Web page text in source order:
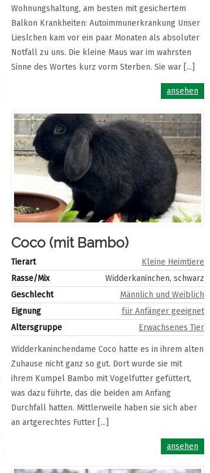
Wohnungshaltung, am besten mit gesichertem
Balkon Krankheiten: Autoimmunerkrankung Unser
Lieslchen kam vor ein paar Monaten als absoluter
Notfall zu uns. Die kleine Maus war im wahrsten
Sinne des Wortes kurz vorm Sterben. Sie war [...]
ansehen
Coco (mit Bambo)
Tierart
Kleine Heimtiere
Rasse/Mix
Widderkaninchen, schwarz
Geschlecht
Männlich und Weiblich
Eignung
für Anfänger geeignet
Altersgruppe
Erwachsenes Tier
Widderkaninchendame Coco hatte es in ihrem alten
Zuhause nicht ganz so gut. Dort wurde sie mit
ihrem Kumpel Bambo mit Vogelfutter gefüttert,
was dazu führte, das die beiden am Anfang
Durchfall hatten. Mittlerweile haben sie sich aber
an artgerechtes Futter [...]
ansehen